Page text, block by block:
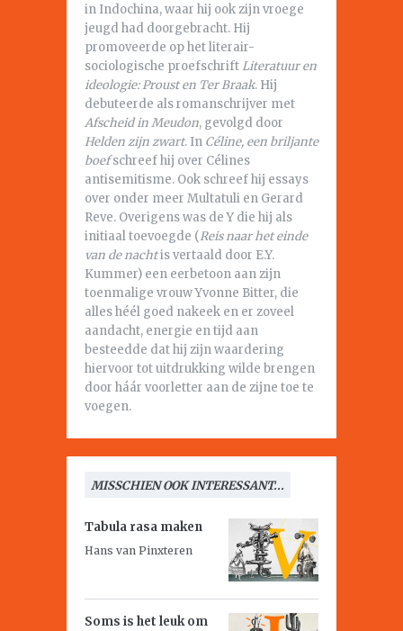
in Indochina, waar hij ook zijn vroege
jeugd had doorgebracht. Hij
promoveerde op het literair-
sociologische proefschriftLiteratuur en
ideologie: Proust en Ter Braak. Hij
debuteerde als romanschrijver met
Afscheid in Meudon, gevolgd door
Helden zijn zwart. In Céline, een briljante
boefschreef hij over Célines
antisemitisme. Ook schreef hij essays
over onder meer Multatuli en Gerard
Reve. Overigens was de Y die hij als
initiaal toevoegde (Reis naar het einde
van de nachtis vertaald door E.Y.
Kummer) een eerbetoon aan zijn
toenmalige vrouw Yvonne Bitter, die
alles héél goed nakeek en er zoveel
aandacht, energie en tijd aan
besteedde dat hij zijn waardering
hiervoor tot uitdrukking wilde brengen
door háár voorletter aan de zijne toe te
voegen.
MISSCHIEN OOK INTERESSANT...
Tabula rasa maken
Hans van Pinxteren
Soms is het leuk om